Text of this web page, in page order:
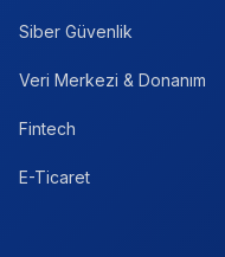
Siber Güvenlik
Veri Merkezi & Donanım
Fintech
E-Ticaret